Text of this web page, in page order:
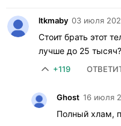
ltkmaby 03 июля
Стоит брать этот
лучше до 25 тысяч?
+119
Ghost 16 июля
Полный хлам,